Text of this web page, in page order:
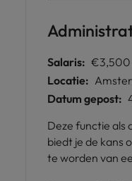
Salaris: €3,500
Locatie:
Datum gepost:
Deze functie als
biedt je de kans
te worden van